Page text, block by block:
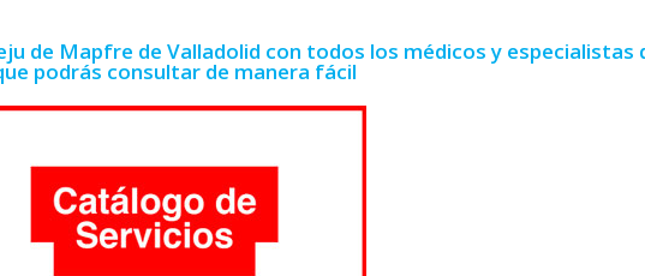
de Mapfre de Valladolid con todos los médicos y especialistas
podrás consultar de manera fácil